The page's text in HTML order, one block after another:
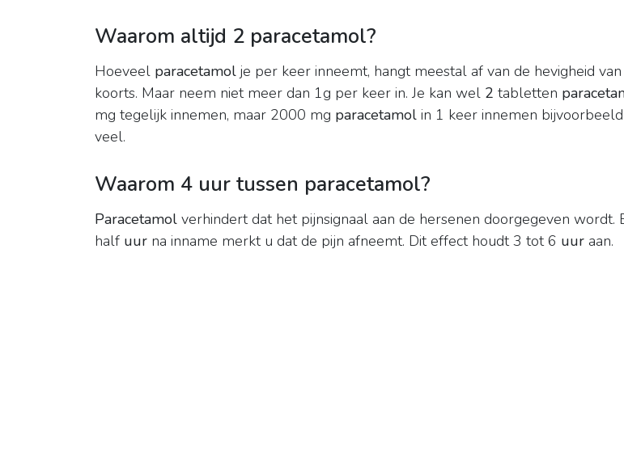
Waarom altijd 2 paracetamol?
Hoeveel paracetamol je per keer inneemt, hangt meestal af van de hevigheid
koorts. Maar neem niet meer dan 1g per keer in. Je kan wel 2 tabletten
mg tegelijk innemen, maar 2000 mg paracetamol in 1 keer innemen
veel.
Waarom 4 uur tussen paracetamol?
Paracetamol verhindert dat het pijnsignaal aan de hersenen doorgegeven wordt.
half uur na inname merkt u dat de pijn afneemt. Dit effect houdt 3 tot 6 uur aan.